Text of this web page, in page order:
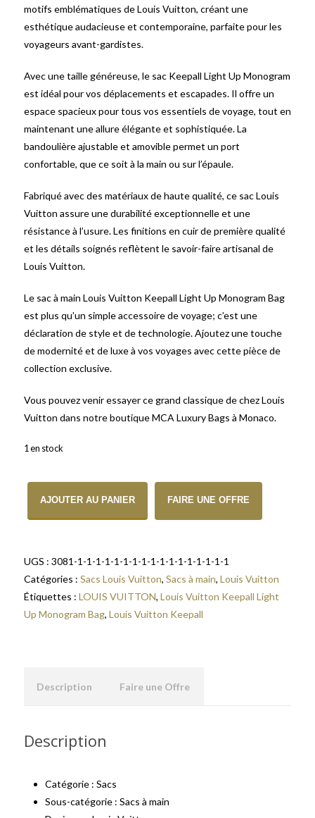
motifs emblématiques de Louis Vuitton, créant une
esthétique audacieuse et contemporaine, parfaite pour les
voyageurs avant-gardistes.
Avec une taille généreuse, le sac Keepall Light Up Monogram
est idéal pour vos déplacements et escapades. Il offre un
espace spacieux pour tous vos essentiels de voyage, tout en
maintenant une allure élégante et sophistiquée. La
bandoulière ajustable et amovible permet un port
confortable, que ce soit à la main ou sur l’épaule.
Fabriqué avec des matériaux de haute qualité, ce sac Louis
Vuitton assure une durabilité exceptionnelle et une
résistance à l’usure. Les finitions en cuir de première qualité
et les détails soignés reflètent le savoir-faire artisanal de
Louis Vuitton.
Le sac à main Louis Vuitton Keepall Light Up Monogram Bag
est plus qu’un simple accessoire de voyage; c’est une
déclaration de style et de technologie. Ajoutez une touche
de modernité et de luxe à vos voyages avec cette pièce de
collection exclusive.
Vous pouvez venir essayer ce grand classique de chez Louis
Vuitton dans notre boutique MCA Luxury Bags à Monaco.
1 en stock
AJOUTER AU PANIER FAIRE UNE OFFRE
UGS : 3081-1-1-1-1-1-1-1-1-1-1-1-1-1-1-1-1-1
Catégories : Sacs Louis Vuitton, Sacs à main, Louis Vuitton
Étiquettes : LOUIS VUITTON, Louis Vuitton Keepall Light
Up Monogram Bag, Louis Vuitton Keepall
Description Faire une Offre
Description
Catégorie : Sacs
Sous-catégorie : Sacs à main